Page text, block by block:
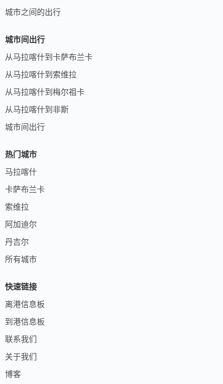
城市之间的出行
城市间出行
从马拉喀什到卡萨布兰卡
从马拉喀什到索维拉
从马拉喀什到梅尔祖卡
从马拉喀什到非斯
城市间出行
热门城市
马拉喀什
卡萨布兰卡
索维拉
阿加迪尔
丹吉尔
所有城市
快速链接
离港信息板
到港信息板
联系我们
关于我们
博客